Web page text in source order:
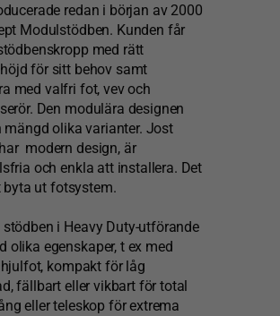
redan i början av 2000
Modulstödben. Kunden får
med rätt
för sitt behov samt
med valfri fot, vev och
Den modulära designen
mängd olika varianter. Jost
modern design, är
och enkla att installera. Det
byta ut fotsystem.
i Heavy Duty-utförande
olika egenskaper, t ex med
kompakt för låg
fällbart eller vikbart för total
eller teleskop för extrema